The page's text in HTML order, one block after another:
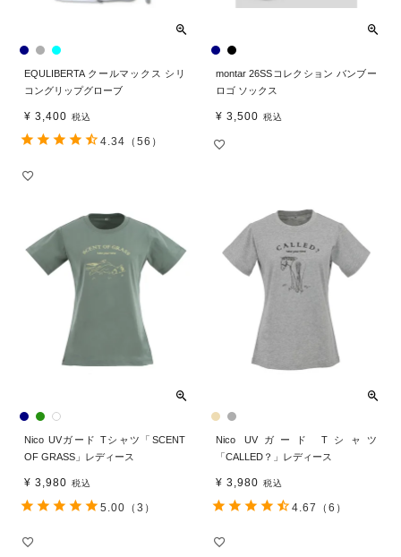
EQULIBERTA クールマックス シリ
コングリップグローブ
¥ 3,400 税込
4.34 （56）
montar 26SSコレクション バンブー
ロゴ ソックス
¥ 3,500 税込
Nico UVガード Tシャツ「SCENT
OF GRASS」レディース
¥ 3,980 税込
5.00 （3）
Nico UVガード Tシャツ
「CALLED？」レディース
¥ 3,980 税込
4.67 （6）